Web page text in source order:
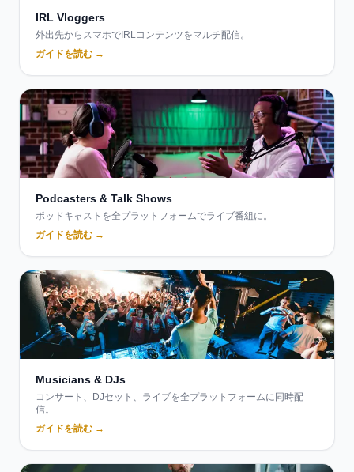
IRL Vloggers
外出先からスマホでIRLコンテンツをマルチ配信。
ガイドを読む →
Podcasters & Talk Shows
ポッドキャストを全プラットフォームでライブ番組に。
ガイドを読む →
Musicians & DJs
コンサート、DJセット、ライブを全プラットフォームに同時配
信。
ガイドを読む →